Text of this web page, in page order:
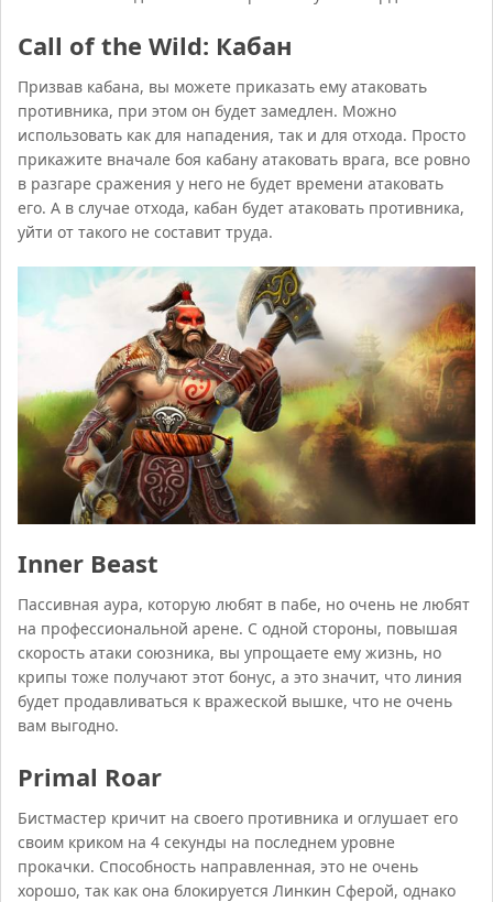
Call of the Wild: Кабан
Призвав кабана, вы можете приказать ему атаковать
противника, при этом он будет замедлен. Можно
использовать как для нападения, так и для отхода. Просто
прикажите вначале боя кабану атаковать врага, все ровно
в разгаре сражения у него не будет времени атаковать
его. А в случае отхода, кабан будет атаковать противника,
уйти от такого не составит труда.
Inner Beast
Пассивная аура, которую любят в пабе, но очень не любят
на профессиональной арене. С одной стороны, повышая
скорость атаки союзника, вы упрощаете ему жизнь, но
крипы тоже получают этот бонус, а это значит, что линия
будет продавливаться к вражеской вышке, что не очень
вам выгодно.
Primal Roar
Бистмастер кричит на своего противника и оглушает его
своим криком на 4 секунды на последнем уровне
прокачки. Способность направленная, это не очень
хорошо, так как она блокируется Линкин Сферой, однако